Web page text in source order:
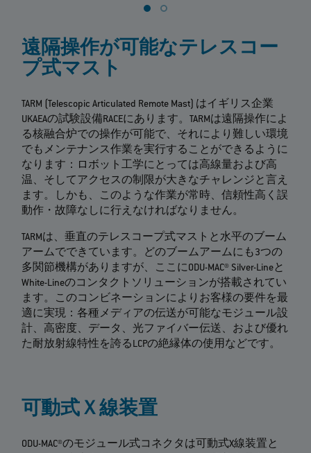
遠隔操作が可能なテレスコー
プ式マスト
TARM (Telescopic Articulated Remote Mast) はイギリス企業
UKAEAの試験設備RACEにあります。TARMは遠隔操作によ
る核融合炉での操作が可能で、それにより難しい環境
でもメンテナンス作業を実行することができるように
なります：ロボット工学にとっては高線量および高
温、そしてアクセスの制限が大きなチャレンジと言え
ます。しかも、このような作業が常時、信頼性高く誤
動作・故障なしに行えなければなりません。
TARMは、垂直のテレスコープ式マストと水平のブーム
アームでできています。どのブームアームにも3つの
多関節機構がありますが、ここにODU-MAC® Silver-Lineと
White-Lineのコンタクトソリューションが搭載されてい
ます。このコンビネーションによりお客様の要件を最
適に実現：各種メディアの伝送が可能なモジュール設
計、高密度、データ、光ファイバー伝送、および優れ
た耐放射線特性を誇るLCPの絶縁体の使用などです。
可動式Ｘ線装置
ODU-MAC®のモジュール式コネクタは可動式X線装置と